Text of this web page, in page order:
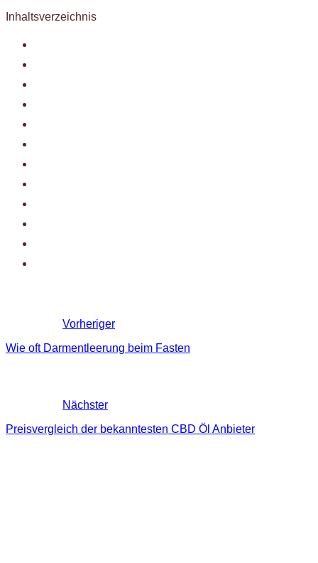
Inhaltsverzeichnis
Vorheriger
Wie oft Darmentleerung beim Fasten
Nächster
Preisvergleich der bekanntesten CBD Öl Anbieter